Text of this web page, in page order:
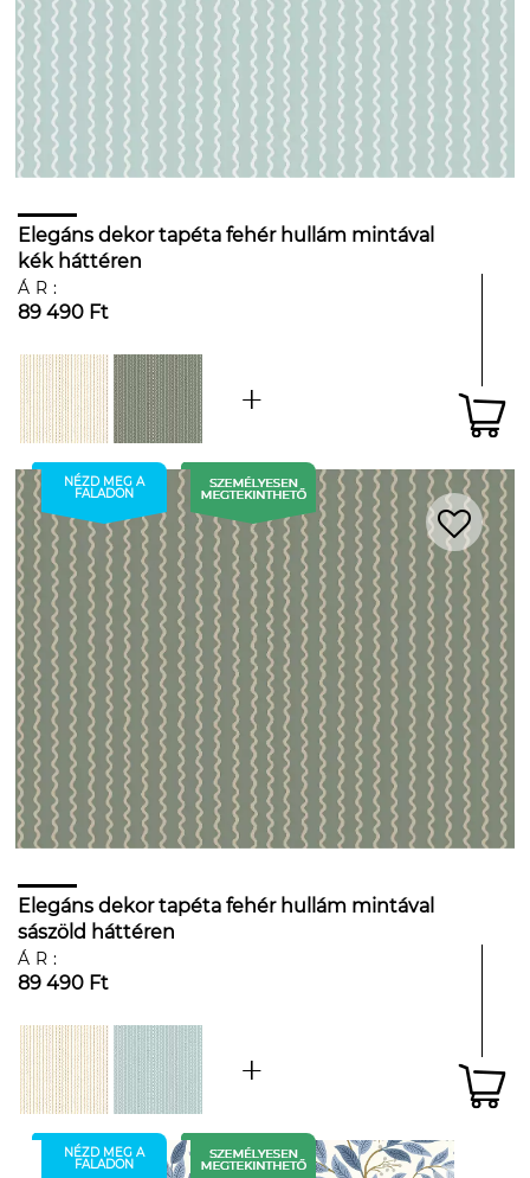
Elegáns dekor tapéta fehér hullám mintával
kék háttéren
ÁR:
89 490 Ft
NÉZD MEG A
FALADON
Elegáns dekor tapéta fehér hullám mintával
sászöld háttéren
ÁR:
89 490 Ft
NÉZD MEG A
FALADON